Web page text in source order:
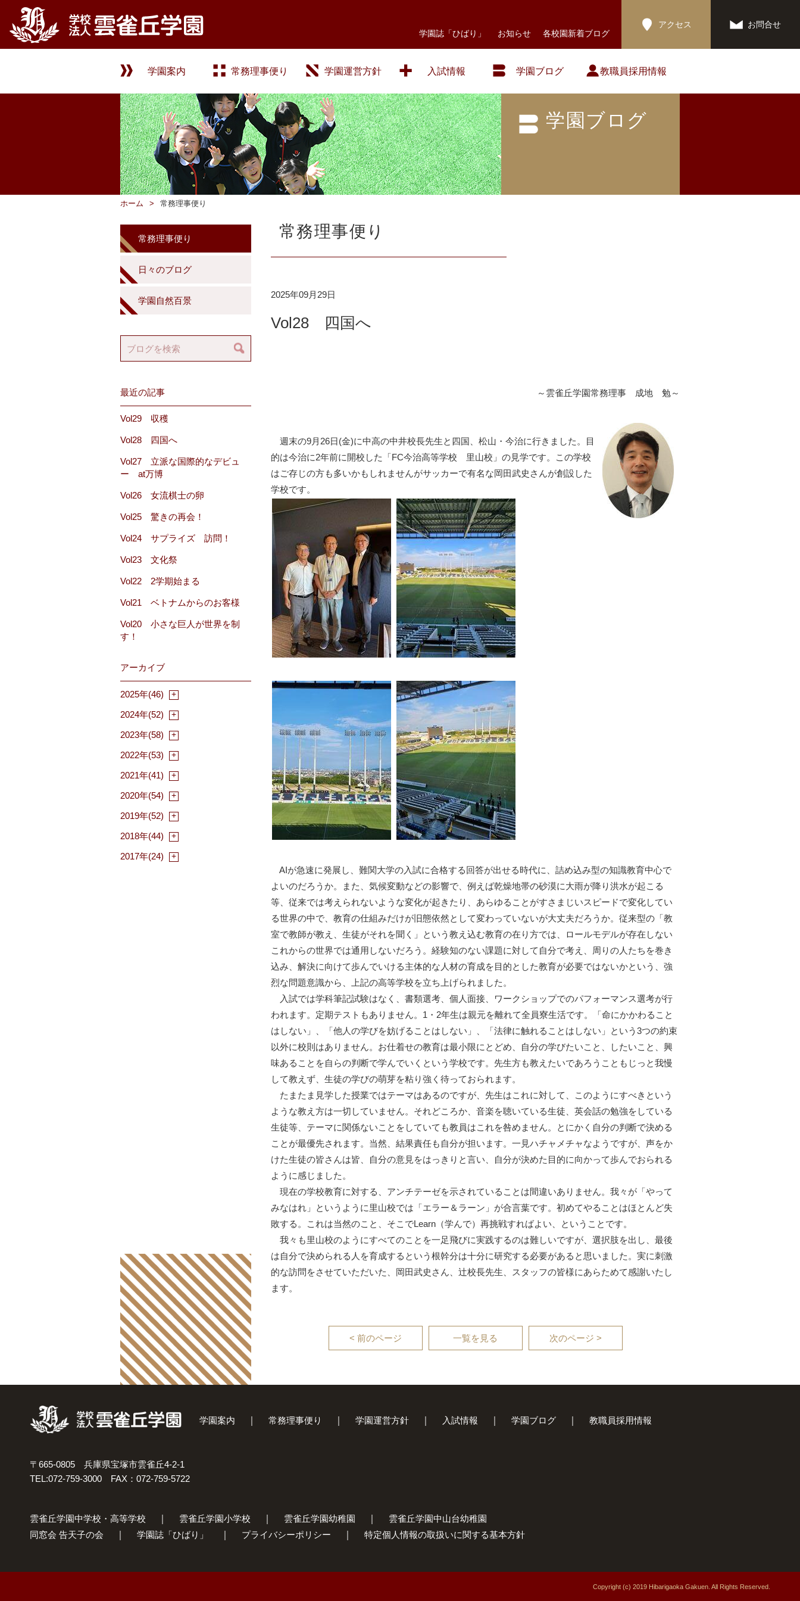
学園誌「ひばり」 お知らせ 各校園新着ブログ
アクセス お問合せ
学園案内 常務理事便り 学園運営方針 入試情報 学園ブログ 教職員採用情報
学園ブログ
ホーム 常務理事便り
常務理事便り
2025年09月29日
Vol28 四国へ
～雲雀丘学園常務理事 成地 勉～
週末の9月26日(金)に中高の中井校長先生と四国、松山・今治に行きました。目
的は今治に2年前に開校した「FC今治高等学校 里山校」の見学です。この学校
はご存じの方も多いかもしれませんがサッカーで有名な岡田武史さんが創設した
学校です。
AIが急速に発展し、難関大学の入試に合格する回答が出せる時代に、詰め込み型の知識教育中心で
よいのだろうか。また、気候変動などの影響で、例えば乾燥地帯の砂漠に大雨が降り洪水が起こる
等、従来では考えられないような変化が起きたり、あらゆることがすさまじいスピードで変化してい
る世界の中で、教育の仕組みだけが旧態依然として変わっていないが大丈夫だろうか。従来型の「教
室で教師が教え、生徒がそれを聞く」という教え込む教育の在り方では、ロールモデルが存在しない
これからの世界では通用しないだろう。経験知のない課題に対して自分で考え、周りの人たちを巻き
込み、解決に向けて歩んでいける主体的な人材の育成を目的とした教育が必要ではないかという、強
烈な問題意識から、上記の高等学校を立ち上げられました。
入試では学科筆記試験はなく、書類選考、個人面接、ワークショップでのパフォーマンス選考が行
われます。定期テストもありません。1・2年生は親元を離れて全員寮生活です。「命にかかわること
はしない」、「他人の学びを妨げることはしない」、「法律に触れることはしない」という3つの約束
以外に校則はありません。お仕着せの教育は最小限にとどめ、自分の学びたいこと、したいこと、興
味あることを自らの判断で学んでいくという学校です。先生方も教えたいであろうこともじっと我慢
して教えず、生徒の学びの萌芽を粘り強く待っておられます。
たまたま見学した授業ではテーマはあるのですが、先生はこれに対して、このようにすべきという
ような教え方は一切していません。それどころか、音楽を聴いている生徒、英会話の勉強をしている
生徒等、テーマに関係ないことをしていても教員はこれを咎めません。とにかく自分の判断で決める
ことが最優先されます。当然、結果責任も自分が担います。一見ハチャメチャなようですが、声をか
けた生徒の皆さんは皆、自分の意見をはっきりと言い、自分が決めた目的に向かって歩んでおられる
ように感じました。
現在の学校教育に対する、アンチテーゼを示されていることは間違いありません。我々が「やって
みなはれ」というように里山校では「エラー＆ラーン」が合言葉です。初めてやることはほとんど失
敗する。これは当然のこと、そこでLearn（学んで）再挑戦すればよい、ということです。
我々も里山校のようにすべてのことを一足飛びに実践するのは難しいですが、選択肢を出し、最後
は自分で決められる人を育成するという根幹分は十分に研究する必要があると思いました。実に刺激
的な訪問をさせていただいた、岡田武史さん、辻校長先生、スタッフの皆様にあらためて感謝いたし
ます。
< 前のページ 一覧を見る 次のページ >
常務理事便り
日々のブログ
学園自然百景
最近の記事
Vol29 収穫
Vol28 四国へ
Vol27 立派な国際的なデビュ
ー at万博
Vol26 女流棋士の卵
Vol25 驚きの再会！
Vol24 サプライズ 訪問！
Vol23 文化祭
Vol22 2学期始まる
Vol21 ベトナムからのお客様
Vol20 小さな巨人が世界を制
す！
アーカイブ
2025年(46)
2024年(52)
2023年(58)
2022年(53)
2021年(41)
2020年(54)
2019年(52)
2018年(44)
2017年(24)
学園案内 常務理事便り 学園運営方針 入試情報 学園ブログ 教職員採用情報
〒665-0805 兵庫県宝塚市雲雀丘4-2-1
TEL:072-759-3000 FAX：072-759-5722
雲雀丘学園中学校・高等学校 雲雀丘学園小学校 雲雀丘学園幼稚園
雲雀丘学園中山台幼稚園
同窓会 告天子の会
学園誌「ひばり」 プライバシーポリシー 特定個人情報の取扱いに関する基本方針
Copyright (c) 2019 Hibarigaoka Gakuen. All Rights Reserved.